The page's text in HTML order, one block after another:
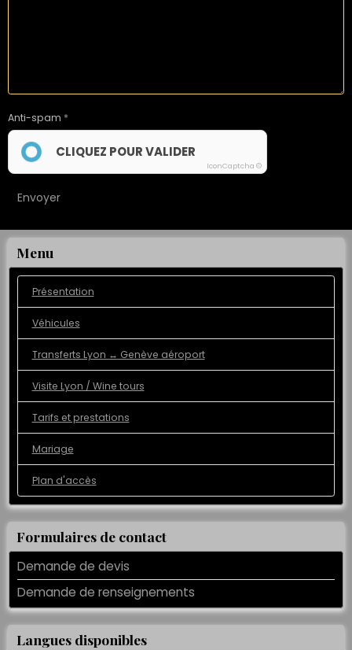
Anti-spam
CLIQUEZ POUR VALIDER
IconCaptcha ©
Envoyer
Menu
Présentation
Véhicules
Transferts Lyon ↔️ Genève aéroport
Visite Lyon / Wine tours
Tarifs et prestations
Mariage
Plan d'accès
Formulaires de contact
Demande de devis
Demande de renseignements
Langues disponibles